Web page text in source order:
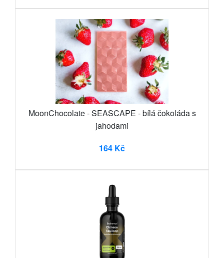
MoonChocolate - SEASCAPE - bílá čokoláda s
jahodami
164 Kč